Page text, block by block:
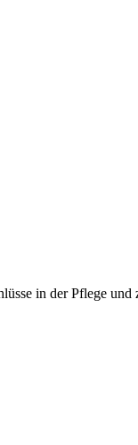
in der Pflege